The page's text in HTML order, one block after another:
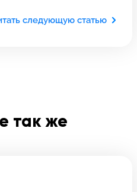
следующую статью
так же